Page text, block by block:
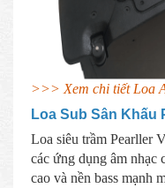
>>> Xem chi tiết Loa
Loa Sub Sân Khấu
Loa siêu trầm Pearller
các ứng dụng âm nhạc
cao và nền bass mạnh